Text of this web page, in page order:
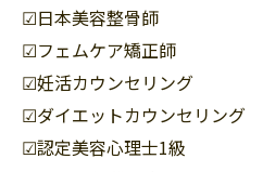
☑︎日本美容整骨師
☑︎フェムケア矯正師
☑︎妊活カウンセリング
☑︎ダイエットカウンセリング
☑︎認定美容心理士1級